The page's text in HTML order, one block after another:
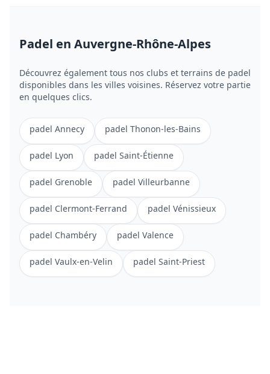
Padel en Auvergne-Rhône-Alpes
Découvrez également tous nos clubs et terrains de padel
disponibles dans les villes voisines. Réservez votre partie
en quelques clics.
padel Annecy padel Thonon-les-Bains
padel Lyon padel Saint-Étienne
padel Grenoble padel Villeurbanne
padel Clermont-Ferrand padel Vénissieux
padel Chambéry padel Valence
padel Vaulx-en-Velin padel Saint-Priest